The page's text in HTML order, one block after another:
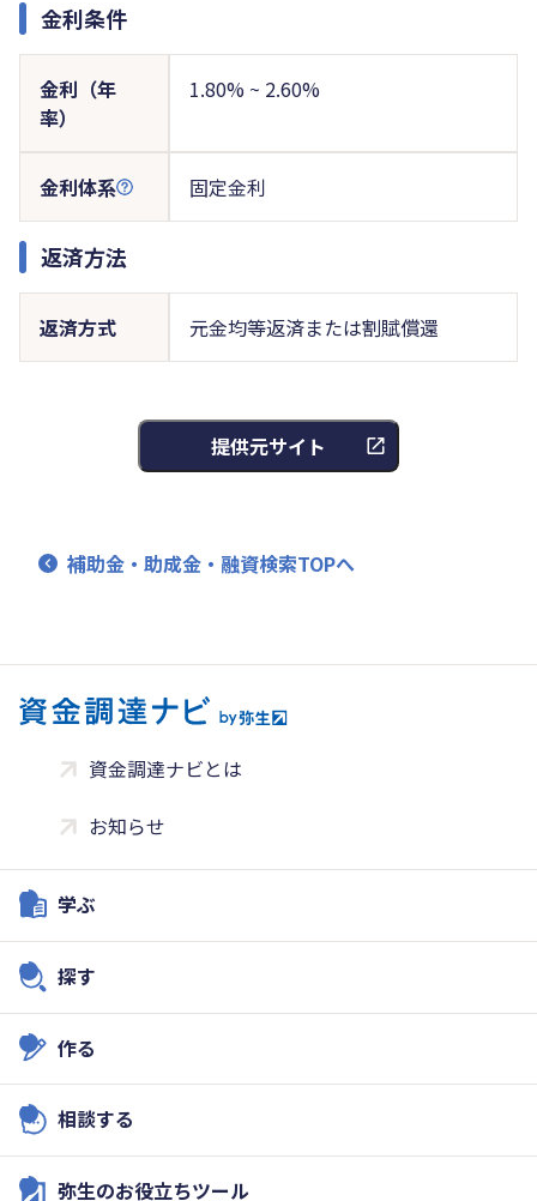
金利条件
金利（年
率）
1.80% ~ 2.60%
金利体系 固定金利
返済方法
返済方式 元金均等返済または割賦償還
提供元サイト
補助金・助成金・融資検索TOPへ
資金調達ナビとは
お知らせ
学ぶ
探す
作る
相談する
弥生のお役立ちツール